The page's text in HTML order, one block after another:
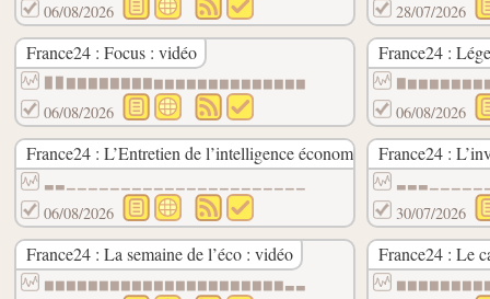
06/08/2026 28/07/2026
France24 : Focus : vidéo
▉▉▇▇▇▇▇▇▇▇▆▆▆▆▆▆▆▆▆▆▆▆▆▆
06/08/2026
France24 :
06/08/2026
France24 : L’Entretien de l’intelligence économique : vidéo
▃▃▁▁▁▁▁▁▁▁▁▁▁▁▁▁▁▁▁▁▁▁▁▁
06/08/2026
France24 :
30/07/2026
France24 : La semaine de l’éco : vidéo
▆▆▆▆▆▆▆▆▆▆▆▆▆▆▆▆▆▆▆▆▆▆▃▃
France24 : Le